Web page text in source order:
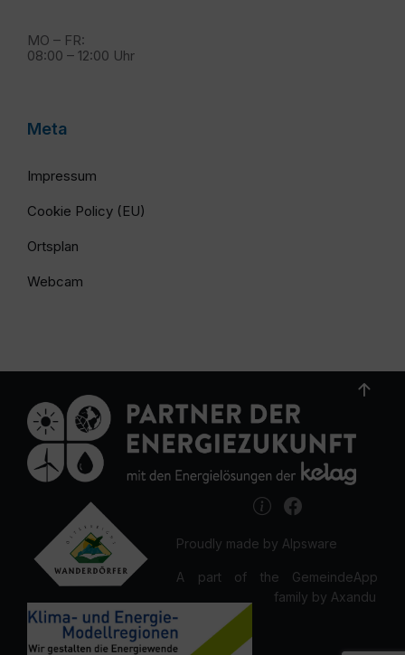
MO – FR:
08:00 – 12:00 Uhr
Meta
Impressum
Cookie Policy (EU)
Ortsplan
Webcam
Proudly made by Alpsware
A part of the GemeindeApp
family by Axandu